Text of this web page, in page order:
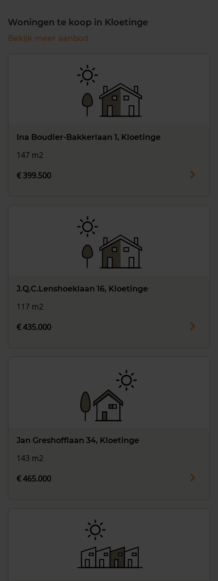
Woningen te koop in Kloetinge
Bekijk meer aanbod
Ina Boudier-Bakkerlaan 1, Kloetinge
147 m2
€ 399.500
J.Q.C.Lenshoeklaan 16, Kloetinge
117 m2
€ 435.000
Jan Greshofflaan 34, Kloetinge
143 m2
€ 465.000